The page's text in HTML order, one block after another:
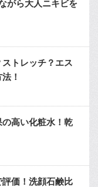
がら大人ニキビを
トレッチ？エス
！
高い化粧水！乾
価！洗顔石鹸比